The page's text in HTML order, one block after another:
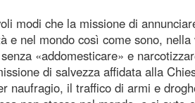
modi che la missione di
e nel mondo così come sono,
«addomesticare» e
di salvezza affidata alla
naufragio, il traffico di armi e